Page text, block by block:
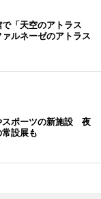
で「天空のアトラス
ルネーゼのアトラス
スポーツの新施設 夜
設展も